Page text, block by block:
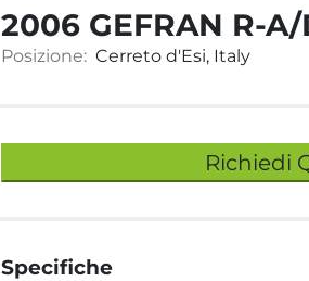
2006 GEFRAN R-A/
Posizione: Cerreto d'Esi, Italy
Richiedi
Specifiche